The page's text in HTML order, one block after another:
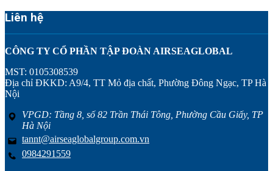
Liên hệ
CÔNG TY CỔ PHẦN TẬP ĐOÀN AIRSEAGLOBAL
MST: 0105308539
Địa chỉ ĐKKD: A9/4, TT Mỏ địa chất, Phường Đông Ngạc, TP Hà
Nội
VPGD: Tầng 8, số 82 Trần Thái Tông, Phường Cầu Giấy, TP
Hà Nội
tannt@airseaglobalgroup.com.vn
0984291559